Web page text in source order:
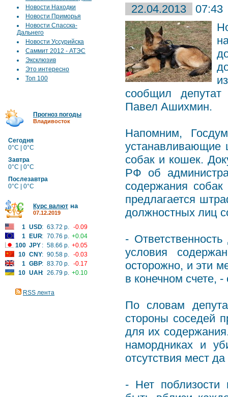
Новости Находки
Новости Приморья
Новости Спасска-
Дальнего
Новости Уссурийска
Саммит 2012 - АТЭС
Эксклюзив
Это интересно
Топ 100
Прогноз погоды
Владивосток
Сегодня
0°C | 0°C
Завтра
0°C | 0°C
Послезавтра
0°C | 0°C
Курс валют на
07.12.2019
1 USD: 63.72 р. -0.09
1
EUR: 70.76 р. +0.04
100 JPY : 58.66 р. +0.05
10 CNY: 90.58 р. -0.03
1 GBP: 83.70 р. -0.17
10 UAH: 26.79 р. +0.10
RSS лента
22.04.2013
07:43
сообщил депутат
Павел Ашихмин.
Напомним,
собак и кошек.
РФ об
содержания
предлагается
должностных лиц
-
условия
осторожно, и эти
в конечном счете,
По словам
стороны соседей
для их
намордниках и
отсутствия мест
- Нет поблизости